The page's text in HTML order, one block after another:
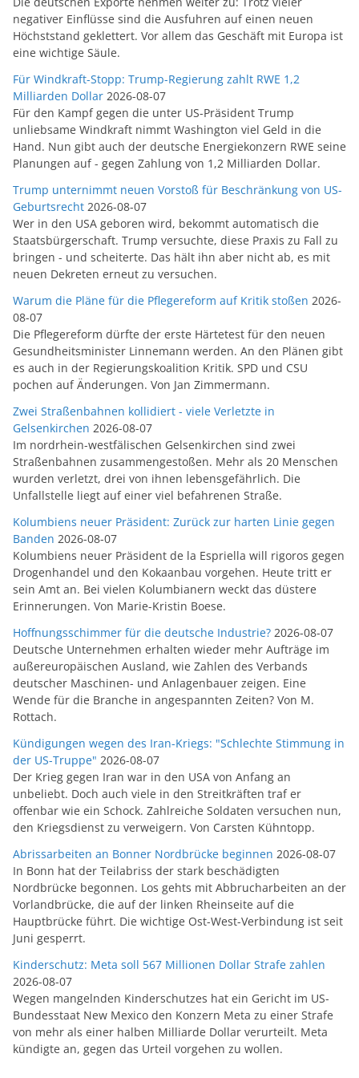
negativer Einflüsse sind die Ausfuhren auf einen neuen
Höchststand geklettert. Vor allem das Geschäft mit Europa ist
eine wichtige Säule.
Für Windkraft-Stopp: Trump-Regierung zahlt RWE 1,2
Milliarden Dollar 2026-08-07
Für den Kampf gegen die unter US-Präsident Trump
unliebsame Windkraft nimmt Washington viel Geld in die
Hand. Nun gibt auch der deutsche Energiekonzern RWE seine
Planungen auf - gegen Zahlung von 1,2 Milliarden Dollar.
Trump unternimmt neuen Vorstoß für Beschränkung von US-
Geburtsrecht 2026-08-07
Wer in den USA geboren wird, bekommt automatisch die
Staatsbürgerschaft. Trump versuchte, diese Praxis zu Fall zu
bringen - und scheiterte. Das hält ihn aber nicht ab, es mit
neuen Dekreten erneut zu versuchen.
Warum die Pläne für die Pflegereform auf Kritik stoßen 2026-
08-07
Die Pflegereform dürfte der erste Härtetest für den neuen
Gesundheitsminister Linnemann werden. An den Plänen gibt
es auch in der Regierungskoalition Kritik. SPD und CSU
pochen auf Änderungen. Von Jan Zimmermann.
Zwei Straßenbahnen kollidiert - viele Verletzte in
Gelsenkirchen 2026-08-07
Im nordrhein-westfälischen Gelsenkirchen sind zwei
Straßenbahnen zusammengestoßen. Mehr als 20 Menschen
wurden verletzt, drei von ihnen lebensgefährlich. Die
Unfallstelle liegt auf einer viel befahrenen Straße.
Kolumbiens neuer Präsident: Zurück zur harten Linie gegen
Banden 2026-08-07
Kolumbiens neuer Präsident de la Espriella will rigoros gegen
Drogenhandel und den Kokaanbau vorgehen. Heute tritt er
sein Amt an. Bei vielen Kolumbianern weckt das düstere
Erinnerungen. Von Marie-Kristin Boese.
Hoffnungsschimmer für die deutsche Industrie? 2026-08-07
Deutsche Unternehmen erhalten wieder mehr Aufträge im
außereuropäischen Ausland, wie Zahlen des Verbands
deutscher Maschinen- und Anlagenbauer zeigen. Eine
Wende für die Branche in angespannten Zeiten? Von M.
Rottach.
Kündigungen wegen des Iran-Kriegs: "Schlechte Stimmung in
der US-Truppe" 2026-08-07
Der Krieg gegen Iran war in den USA von Anfang an
unbeliebt. Doch auch viele in den Streitkräften traf er
offenbar wie ein Schock. Zahlreiche Soldaten versuchen nun,
den Kriegsdienst zu verweigern. Von Carsten Kühntopp.
Abrissarbeiten an Bonner Nordbrücke beginnen 2026-08-07
In Bonn hat der Teilabriss der stark beschädigten
Nordbrücke begonnen. Los gehts mit Abbrucharbeiten an der
Vorlandbrücke, die auf der linken Rheinseite auf die
Hauptbrücke führt. Die wichtige Ost-West-Verbindung ist seit
Juni gesperrt.
Kinderschutz: Meta soll 567 Millionen Dollar Strafe zahlen
2026-08-07
Wegen mangelnden Kinderschutzes hat ein Gericht im US-
Bundesstaat New Mexico den Konzern Meta zu einer Strafe
von mehr als einer halben Milliarde Dollar verurteilt. Meta
kündigte an, gegen das Urteil vorgehen zu wollen.